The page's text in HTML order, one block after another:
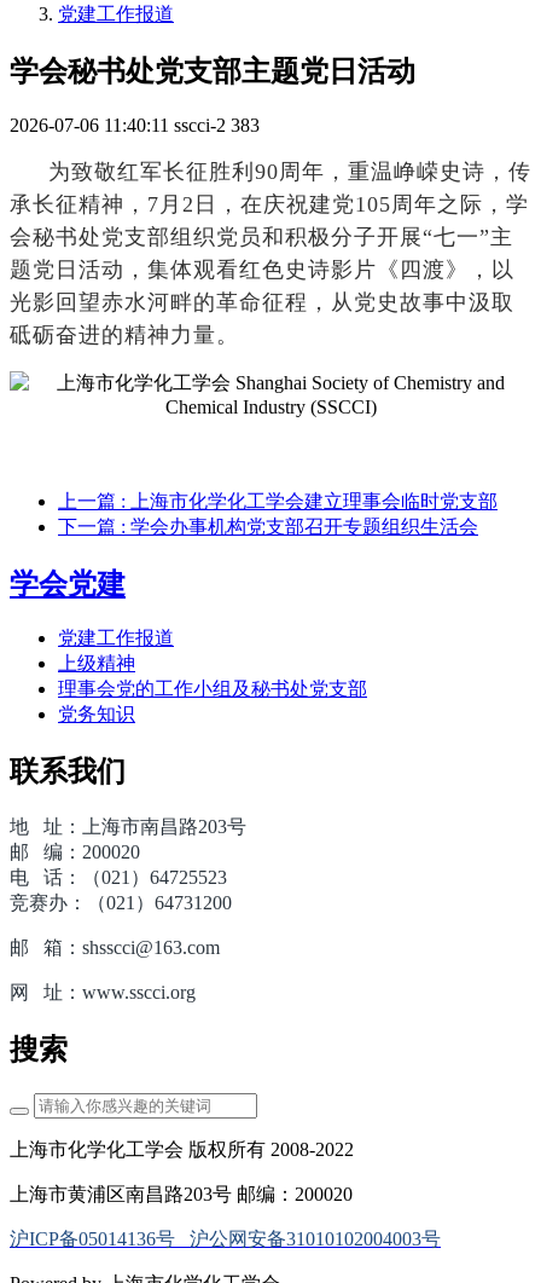
党建工作报道
学会秘书处党支部主题党日活动
2026-07-06 11:40:11 sscci-2 383
为致敬红军长征胜利90周年，重温峥嵘史诗，传
承长征精神，7月2日，在庆祝建党105周年之际，学
会秘书处党支部组织党员和积极分子开展“七一”主
题党日活动，集体观看红色史诗影片《四渡》，以
光影回望赤水河畔的革命征程，从党史故事中汲取
砥砺奋进的精神力量。
上一篇 : 上海市化学化工学会建立理事会临时党支部
下一篇 : 学会办事机构党支部召开专题组织生活会
学会党建
党建工作报道
上级精神
理事会党的工作小组及秘书处党支部
党务知识
联系我们
地 址：上海市南昌路203号
邮 编：200020
电 话：（021）64725523
竞赛办：（021）64731200
邮 箱：shsscci@163.com
网 址：www.sscci.org
搜索
上海市化学化工学会 版权所有 2008-2022
上海市黄浦区南昌路203号 邮编：200020
沪ICP备05014136号 沪公网安备31010102004003号